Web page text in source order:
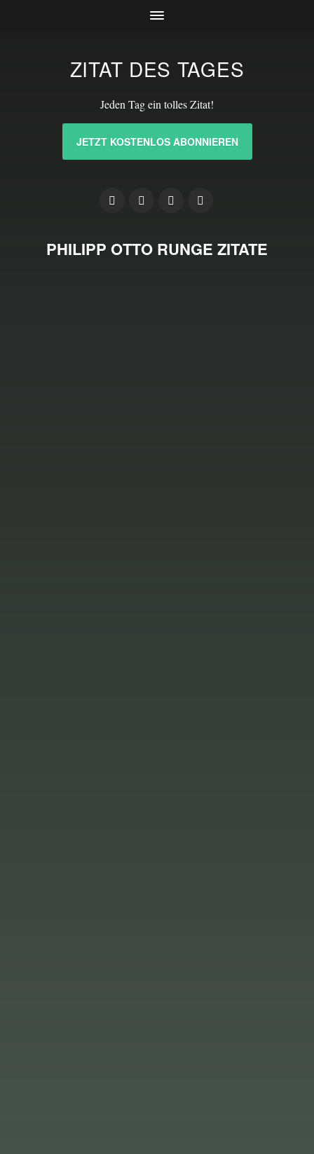
ZITAT DES TAGES
Jeden Tag ein tolles Zitat!
JETZT KOSTENLOS ABONNIEREN
PHILIPP OTTO RUNGE ZITATE